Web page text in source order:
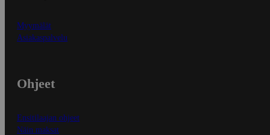
Myymälät
Asiakaspalvelu
Ohjeet
Ensitilaajan ohjeet
Näin maksat